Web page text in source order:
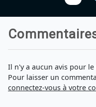
Il n'y a aucun avis pour
Pour laisser un
connectez-vous à votre